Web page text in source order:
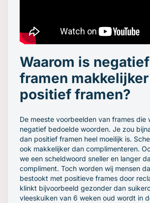
Waarom is negatief
framen
positief framen?
De meeste voorbeelden van frames die
negatief bedoelde woorden. Je zou
dan positief framen heel moeilijk is.
ook makkelijker dan complimenteren.
we een scheldwoord sneller en langer
compliment. Toch worden wij mensen
bestookt met positieve frames door
klinkt bijvoorbeeld gezonder dan
vleeskuiken van 6 weken oud wordt in